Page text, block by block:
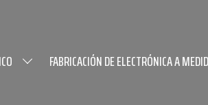
FABRICACIÓN DE ELECTRÓNICA A